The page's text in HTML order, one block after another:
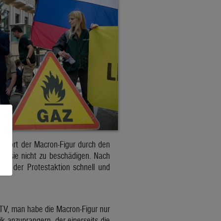
der Macron-Figur durch den
sie nicht zu beschädigen. Nach
der Protestaktion schnell und
man habe die Macron-Figur nur